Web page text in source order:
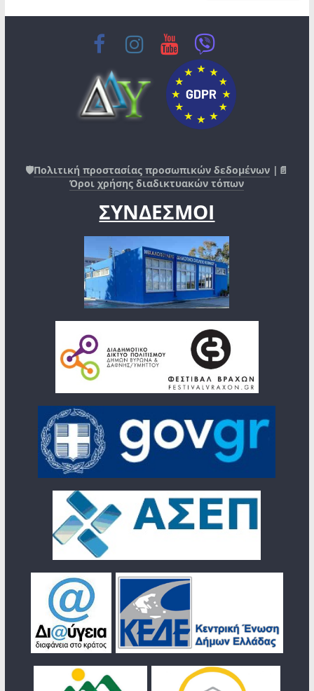
🛡️Πολιτική προστασίας προσωπικών δεδομένων |📄
Όροι χρήσης διαδικτυακών τόπων
ΣΥΝΔΕΣΜΟΙ